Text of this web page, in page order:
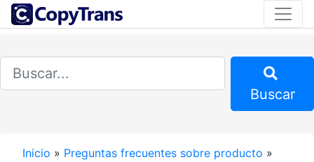
Buscar
Inicio » Preguntas frecuentes sobre producto »